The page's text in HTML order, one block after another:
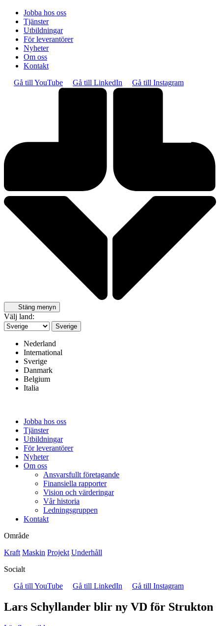
Jobba hos oss
Tjänster
Utbildningar
För leverantörer
Nyheter
Om oss
Kontakt
Gå till YouTube
Gå till LinkedIn Gå till Instagram
Stäng menyn
Välj land:
Sverige
Nederland
International
Sverige
Danmark
Belgium
Italia
Jobba hos oss
Tjänster
Utbildningar
För leverantörer
Nyheter
Om oss
Ansvarsfullt företagande
Finansiella rapporter
Vision och värderingar
Vår historia
Ledningsgruppen
Kontakt
Område
Kraft Maskin Projekt Underhåll
Socialt
Gå till YouTube
Gå till LinkedIn Gå till Instagram
Lars Schyllander blir ny VD för Strukton